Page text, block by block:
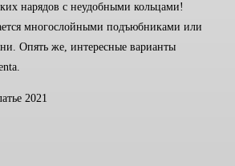
нарядов с неудобными кольцами!
многослойными подъюбниками или
Опять же, интересные варианты